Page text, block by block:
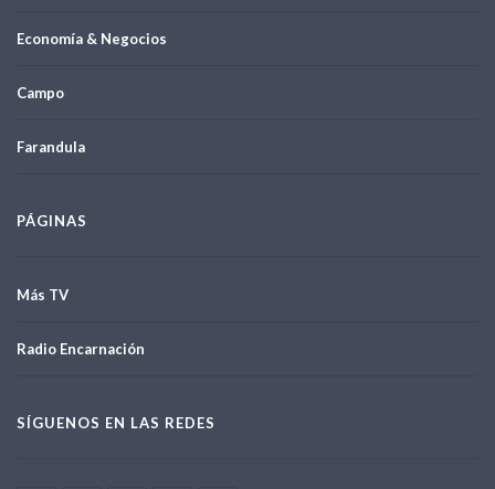
Economía & Negocios
Campo
Farandula
PÁGINAS
Más TV
Radio Encarnación
SÍGUENOS EN LAS REDES